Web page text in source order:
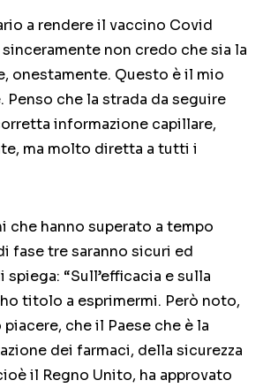
a rendere il vaccino Covid
non credo che sia la
onestamente. Questo è il mio
Penso che la strada da seguire
informazione capillare,
ma molto diretta a tutti i
che hanno superato a tempo
fase tre saranno sicuri ed
“Sull’efficacia e sulla
titolo a esprimermi. Però noto,
che il Paese che è la
dei farmaci, della sicurezza
il Regno Unito, ha approvato